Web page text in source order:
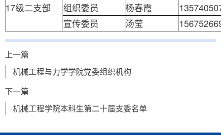
17级二支部
组织委员
杨春霞
宣传委员
汤莹
上一篇
机械工程与力学学院党委组织机构
下一篇
机械工程学院本科生第二十届支委名单